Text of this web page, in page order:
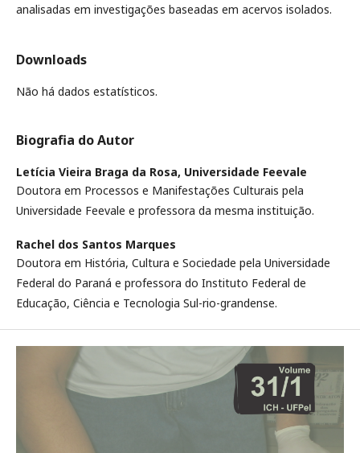
analisadas em investigações baseadas em acervos isolados.
Downloads
Não há dados estatísticos.
Biografia do Autor
Letícia Vieira Braga da Rosa, Universidade Feevale
Doutora em Processos e Manifestações Culturais pela
Universidade Feevale e professora da mesma instituição.
Rachel dos Santos Marques
Doutora em História, Cultura e Sociedade pela Universidade
Federal do Paraná e professora do Instituto Federal de
Educação, Ciência e Tecnologia Sul-rio-grandense.